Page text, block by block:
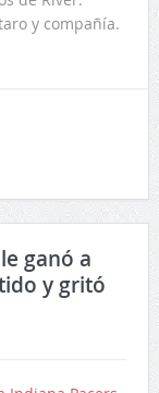
y compañía.
ganó a
y gritó